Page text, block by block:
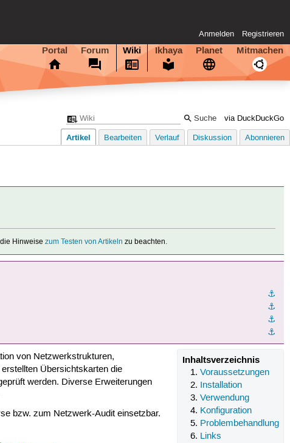
Anmelden Registrieren
Portal Forum Wiki Ikhaya Planet Mitmachen
via DuckDuckGo
Artikel Bearbeiten Verlauf Diskussion Abonnieren
die Hinweisezum Testen von Artikeln zu beachten.
⚓︎
⚓︎
⚓︎
⚓︎
Inhaltsverzeichnis
Voraussetzungen
Installation
Verwendung
Konfiguration
Problembehandlung
Links
von Netzwerkstrukturen,
Übersichtskarten die
werden. Diverse Erweiterungen
bzw. zum Netzwerk-Audit einsetzbar.